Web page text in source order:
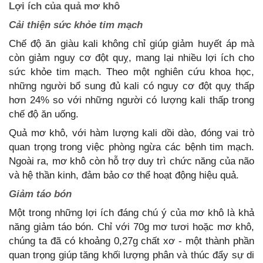
Lợi ích của quả mơ khô
Cải thiện sức khỏe tim mạch
Chế độ ăn giàu kali không chỉ giúp giảm huyết áp mà
còn giảm nguy cơ đột quỵ, mang lại nhiều lợi ích cho
sức khỏe tim mạch. Theo một nghiên cứu khoa học,
những người bổ sung đủ kali có nguy cơ đột quỵ thấp
hơn 24% so với những người có lượng kali thấp trong
chế độ ăn uống.
Quả mơ khô, với hàm lượng kali dồi dào, đóng vai trò
quan trọng trong việc phòng ngừa các bệnh tim mạch.
Ngoài ra, mơ khô còn hỗ trợ duy trì chức năng của não
và hệ thần kinh, đảm bảo cơ thể hoạt động hiệu quả.
Giảm táo bón
Một trong những lợi ích đáng chú ý của mơ khô là khả
năng giảm táo bón. Chỉ với 70g mơ tươi hoặc mơ khô,
chúng ta đã có khoảng 0,27g chất xơ - một thành phần
quan trọng giúp tăng khối lượng phân và thúc đẩy sự di